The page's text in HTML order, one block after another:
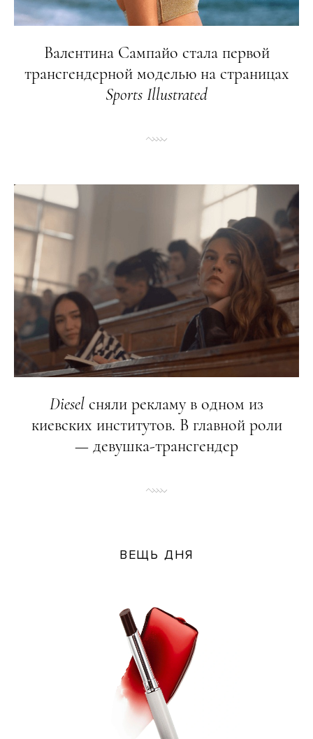
Валентина Сампайо стала первой
трансгендерной моделью на страницах
Sports Illustrated
Diesel сняли рекламу в одном из
киевских институтов. В главной роли
— девушка-трансгендер
ВЕЩЬ ДНЯ